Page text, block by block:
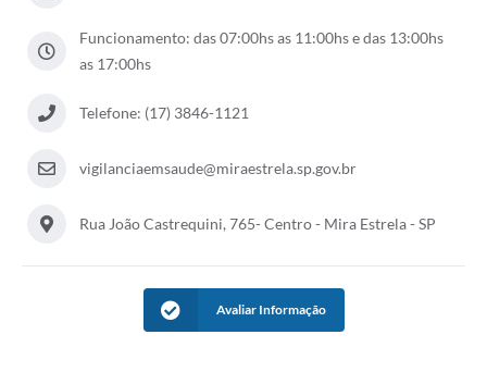
Funcionamento: das 07:00hs as 11:00hs e das 13:00hs
as 17:00hs
Telefone: (17) 3846-1121
vigilanciaemsaude@miraestrela.sp.gov.br
Rua João Castrequini, 765- Centro - Mira Estrela - SP
Avaliar Informação